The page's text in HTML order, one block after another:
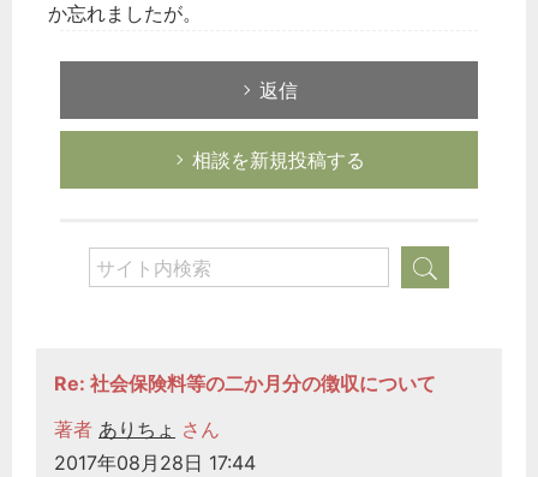
か忘れましたが。
返信
相談を新規投稿する
Re: 社会保険料等の二か月分の徴収について
著者 ありちょ さん
2017年08月28日 17:44